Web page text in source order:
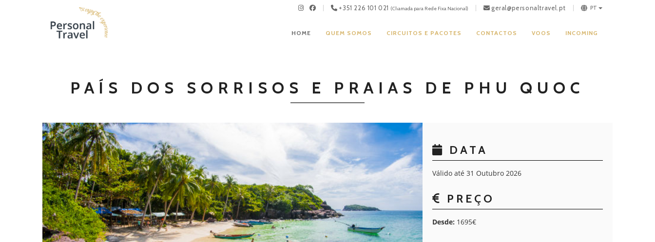
+351 226 101 021 (Chamada para Rede Fixa Nacional) geral@personaltravel.pt PT
HOME QUEM SOMOS CIRCUITOS E PACOTES CONTACTOS VOOS INCOMING
PAÍS DOS SORRISOS E PRAIAS DE PHU QUOC
DATA
Válido até 31 Outubro 2026
PREÇO
Desde: 1695€